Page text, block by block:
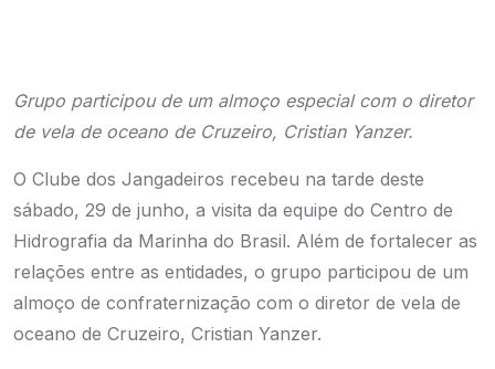
Grupo participou de um almoço especial com o diretor
de vela de oceano de Cruzeiro, Cristian Yanzer.
O Clube dos Jangadeiros recebeu na tarde deste
sábado, 29 de junho, a visita da equipe do Centro de
Hidrografia da Marinha do Brasil. Além de fortalecer as
relações entre as entidades, o grupo participou de um
almoço de confraternização com o diretor de vela de
oceano de Cruzeiro, Cristian Yanzer.